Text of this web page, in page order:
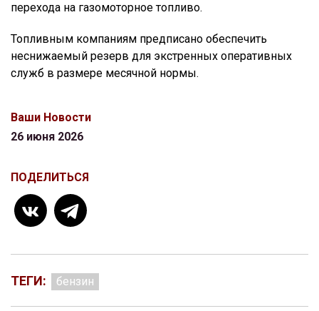
перехода на газомоторное топливо.
Топливным компаниям предписано обеспечить
неснижаемый резерв для экстренных оперативных
служб в размере месячной нормы.
Ваши Новости
26 июня 2026
ПОДЕЛИТЬСЯ
ТЕГИ: бензин